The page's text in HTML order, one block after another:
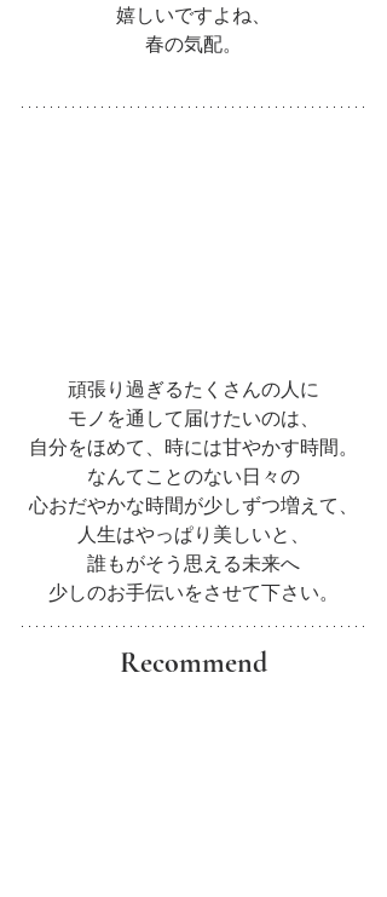
嬉しいですよね、
春の気配。
頑張り過ぎるたくさんの人に
モノを通して届けたいのは、
自分をほめて、時には甘やかす時間。
なんてことのない日々の
心おだやかな時間が少しずつ増えて、
人生はやっぱり美しいと、
誰もがそう思える未来へ
少しのお手伝いをさせて下さい。
Recommend